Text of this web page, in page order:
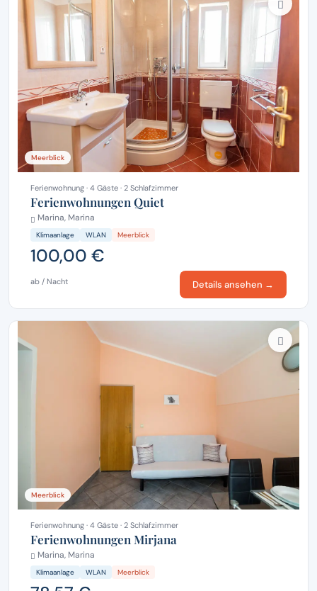
Meerblick
Ferienwohnung · 4 Gäste · 2 Schlafzimmer
Ferienwohnungen Quiet
Marina, Marina
Klimaanlage WLAN Meerblick
100,00 €
ab / Nacht Details ansehen →
Meerblick
Ferienwohnung · 4 Gäste · 2 Schlafzimmer
Ferienwohnungen Mirjana
Marina, Marina
Klimaanlage WLAN Meerblick